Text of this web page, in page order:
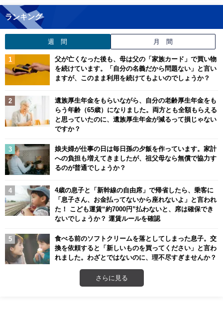
ランキング
週 間 月 間
父が亡くなった後も、母は父の「家族カード」で買い物
を続けています。「自分の名義だから問題ない」と言い
ますが、このまま利用を続けてもよいのでしょうか？
遺族厚生年金をもらいながら、自分の老齢厚生年金をも
らう年齢（65歳）になりました。両方とも全額もらえる
と思っていたのに、遺族厚生年金が減るって損じゃない
ですか？
娘夫婦が仕事の日は毎日孫の夕飯を作っています。家計
への負担も増えてきましたが、祖父母なら無償で協力す
るのが普通でしょうか？
4歳の息子と「新幹線の自由席」で帰省したら、乗客に
「息子さん、お金払ってないから座れないよ」と言われ
た！ こども運賃“約7000円”払わないと、席は確保でき
ないでしょうか？ 運賃ルールを確認
食べる前のソフトクリームを落としてしまった息子。交
換を依頼すると「新しいものを買ってください」と言わ
れました。わざとではないのに、理不尽すぎませんか？
さらに見る